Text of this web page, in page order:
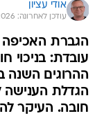
אודי עציון
עודכן לאחרונה: 8.6.2026 / 12:26
הגברת
עובדת:
הגדלת הענישה
חובה. העיקר